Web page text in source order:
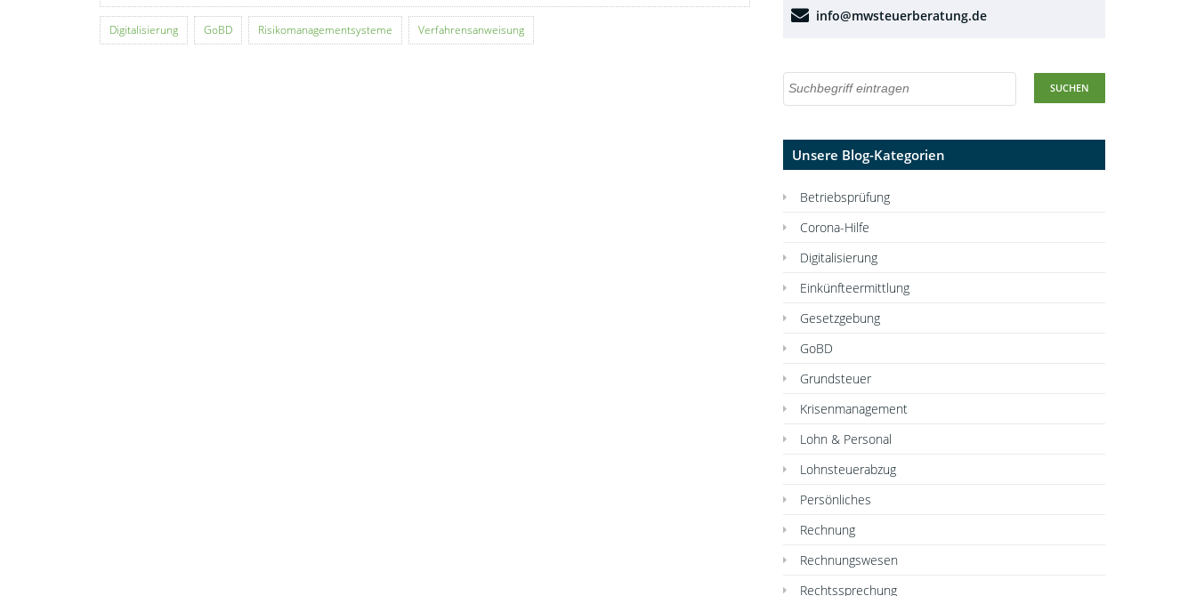
Digitalisierung GoBD Risikomanagementsysteme Verfahrensanweisung
info@mwsteuerberatung.de
Unsere Blog-Kategorien
Betriebsprüfung
Corona-Hilfe
Digitalisierung
Einkünfteermittlung
Gesetzgebung
GoBD
Grundsteuer
Krisenmanagement
Lohn & Personal
Lohnsteuerabzug
Persönliches
Rechnung
Rechnungswesen
Rechtssprechung